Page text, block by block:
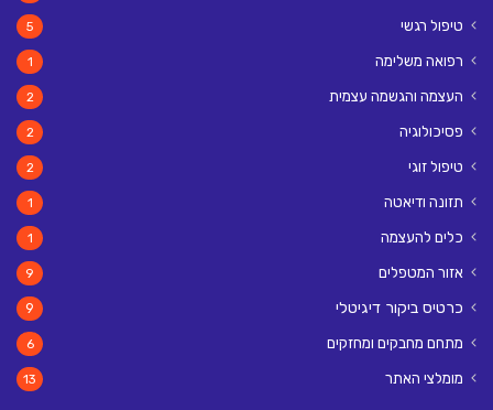
טיפול רגשי 5
רפואה משלימה 1
העצמה והגשמה עצמית 2
פסיכולוגיה 2
טיפול זוגי 2
תזונה ודיאטה 1
כלים להעצמה 1
אזור המטפלים 9
כרטיס ביקור דיגיטלי 9
מתחם מחבקים ומחזקים 6
מומלצי האתר 13